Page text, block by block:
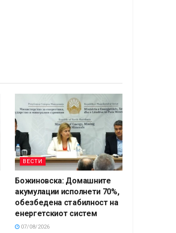
ВЕСТИ
Божиновска: Домашните
акумулации исполнети 70%,
обезбедена стабилност на
енергетскиот систем
07/08/2026